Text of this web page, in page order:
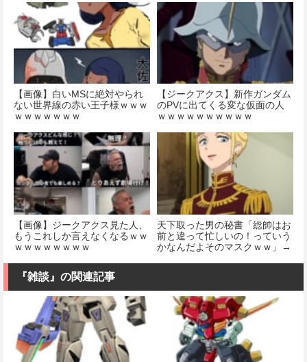
【画像】白いMSに絶対やられ
ない世界線の赤い王子様ｗｗｗ
ｗｗｗｗｗｗｗ
【ジークアクス】新作ガンダム
のPVに出てくる変な仮面の人
ｗｗｗｗｗｗｗｗｗｗ
【画像】ジークアクス見た人、
もうこれしか言えなくなるｗｗ
ｗｗｗｗｗｗｗｗ
天下取った男の秘書「総帥はお
前と違って忙しいの！っていう
かなんだよそのマスクｗｗ」→
『雑談』の関連記事